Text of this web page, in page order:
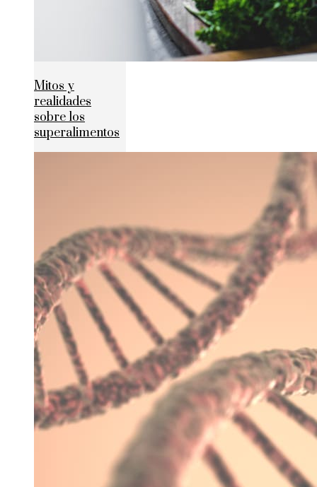
Mitos y
realidades
sobre los
superalimentos